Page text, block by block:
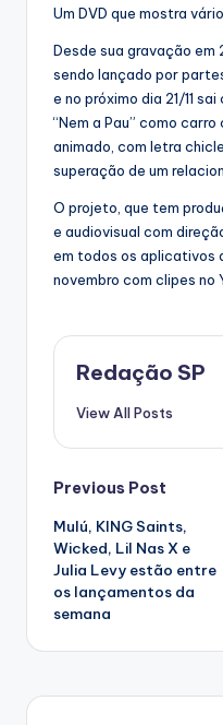
Um DVD que mostra
Desde sua gravação em
sendo lançado por
e no próximo dia 21/11
“Nem a Pau” como
animado, com letra
superação de um
O projeto, que tem
e audiovisual com
em todos os aplicativos
novembro com clipes no
Redação SP
View All Posts
Post
navigation
Previous Post
Mulú, KING Saints,
Wicked, Lil Nas X e
Julia Levy estão entre
os lançamentos da
semana